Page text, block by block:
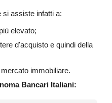
si assiste infatti a:
elevato;
d'acquisto e quindi della
immobiliare.
Bancari Italiani: